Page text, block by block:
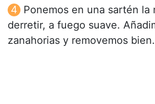
Ponemos en una sartén la
derretir, a fuego suave.
zanahorias y removemos bien.